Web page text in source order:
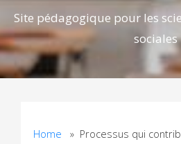
Site pédagogique pour les
sociales
Home » Processus qui